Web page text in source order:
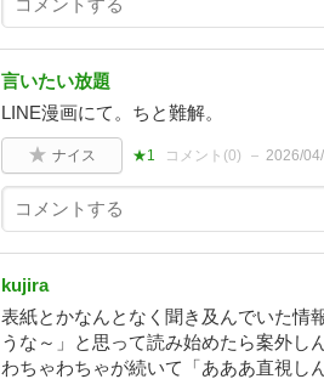
言いたい放題
LINE漫画にて。ちと難解。
ナイス ★1 コメント(0) 2026/
kujira
表紙とかなんとなく聞き及んでいた情
うな～」と思って読み始めたら案外
わちゃわちゃが続いて「あああ直視し